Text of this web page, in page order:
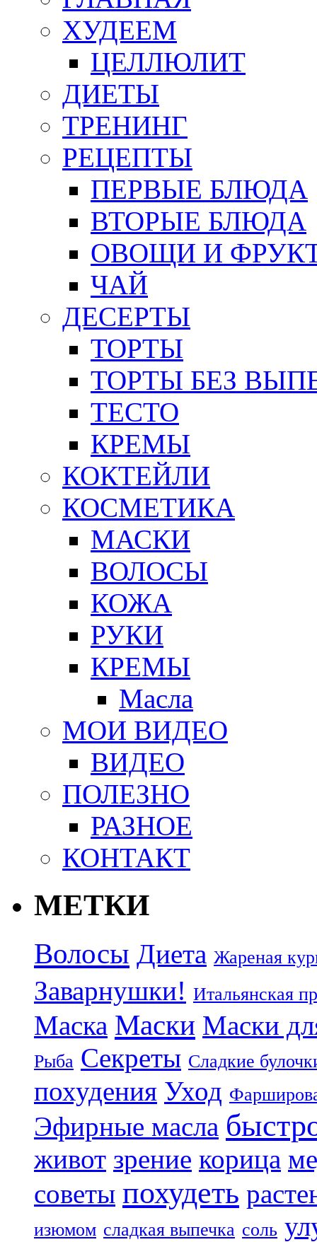
ХУДЕЕМ
ЦЕЛЛЮЛИТ
ДИЕТЫ
ТРЕНИНГ
РЕЦЕПТЫ
ПЕРВЫЕ БЛЮДА
ВТОРЫЕ БЛЮДА
ОВОЩИ И
ЧАЙ
ДЕСЕРТЫ
ТОРТЫ
ТОРТЫ БЕЗ
ТЕСТО
КРЕМЫ
КОКТЕЙЛИ
КОСМЕТИКА
МАСКИ
ВОЛОСЫ
КОЖА
РУКИ
КРЕМЫ
Масла
МОИ ВИДЕО
ВИДЕО
ПОЛЕЗНО
РАЗНОЕ
КОНТАКТ
МЕТКИ
Волосы Диета Жареная
Заварнушки! Итальянская
Маска Маски Маски
Рыба Секреты Сладкие
похудения Уход
Эфирные масла
живот зрение корица
советы похудеть
изюмом сладкая выпечка соль